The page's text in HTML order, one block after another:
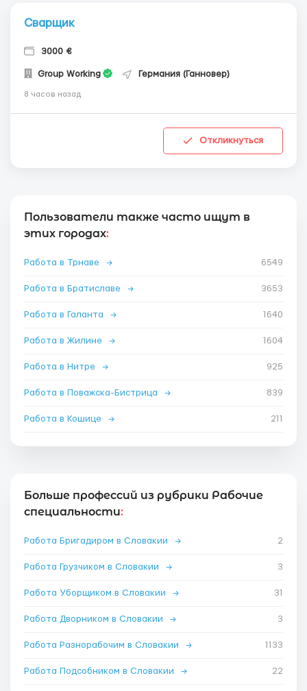
Сварщик
3000 €
Group Working Германия (Ганновер)
8 часов назад
Откликнуться
Пользователи также часто ищут в
этих городах:
Работа в Трнаве → 6549
Работа в Братиславе → 3653
Работа в Галанта → 1640
Работа в Жилине → 1604
Работа в Нитре → 925
Работа в Поважска-Бистрица → 839
Работа в Кошице → 211
Больше профессий из рубрики Рабочие
специальности:
Работа Бригадиром в Словакии → 2
Работа Грузчиком в Словакии → 3
Работа Уборщиком в Словакии → 31
Работа Дворником в Словакии → 3
Работа Разнорабочим в Словакии → 1133
Работа Подсобником в Словакии → 22